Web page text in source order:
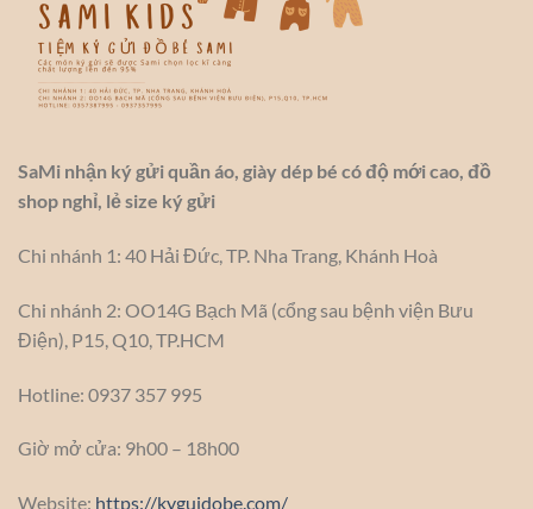
SaMi nhận ký gửi quần áo, giày dép bé có độ mới cao, đồ
shop nghỉ, lẻ size ký gửi
Chi nhánh 1: 40 Hải Đức, TP. Nha Trang, Khánh Hoà
Chi nhánh 2: OO14G Bạch Mã (cổng sau bệnh viện Bưu
Điện), P15, Q10, TP.HCM
Hotline: 0937 357 995
Giờ mở cửa: 9h00 – 18h00
Website: https://kyguidobe.com/